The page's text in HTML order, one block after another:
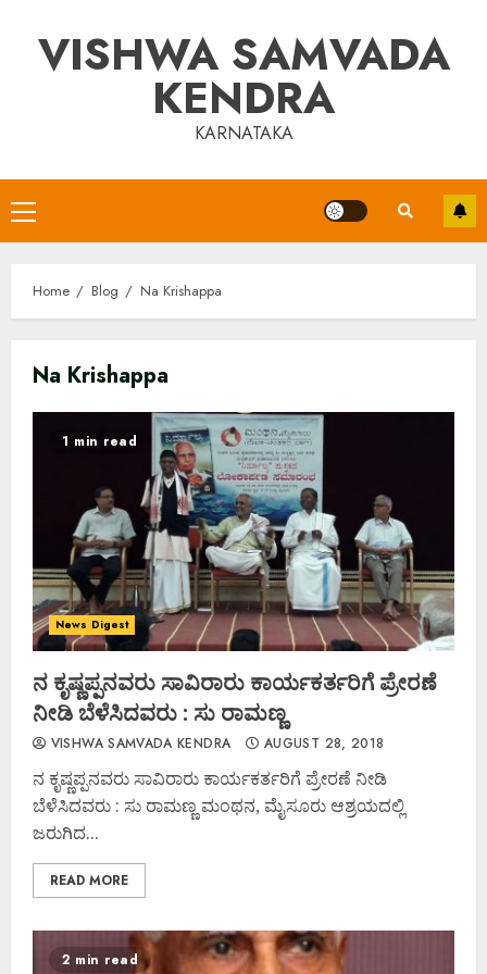
contentVISHWA SAMVADA
KENDRA
KARNATAKA
Primary
Menu
Home Blog Na Krishappa
Na Krishappa
1 min read
News Digest
ನ ಕೃಷ್ಣಪ್ಪನವರು ಸಾವಿರಾರು ಕಾರ್ಯಕರ್ತರಿಗೆ ಪ್ರೇರಣೆ
ನೀಡಿ ಬೆಳೆಸಿದವರು : ಸು ರಾಮಣ್ಣ
VISHWA SAMVADA KENDRA AUGUST 28, 2018
ನ ಕೃಷ್ಣಪ್ಪನವರು ಸಾವಿರಾರು ಕಾರ್ಯಕರ್ತರಿಗೆ ಪ್ರೇರಣೆ ನೀಡಿ
ಬೆಳೆಸಿದವರು : ಸು ರಾಮಣ್ಣ ಮಂಥನ, ಮೈಸೂರು ಆಶ್ರಯದಲ್ಲಿ
ಜರುಗಿದ...
READ MORE
2 min read